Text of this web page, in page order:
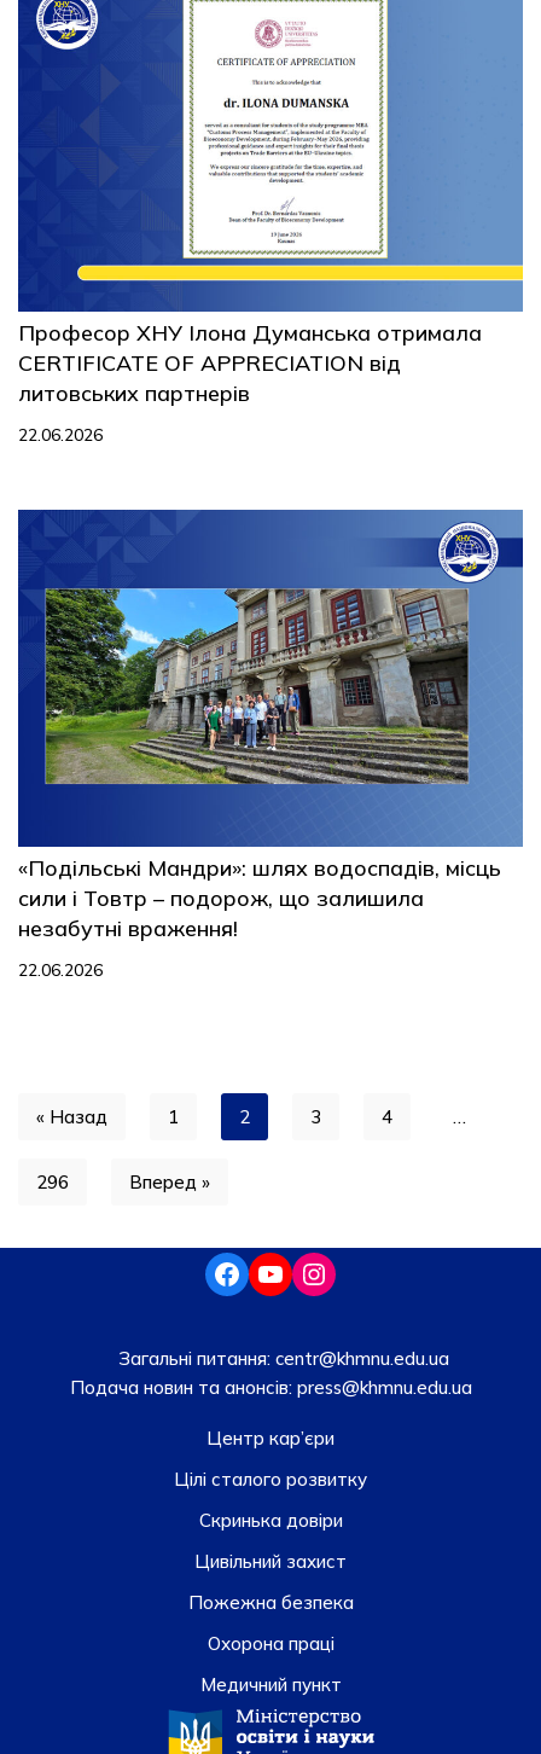
Професор ХНУ Ілона Думанська отримала
CERTIFICATE OF APPRECIATION від
литовських партнерів
22.06.2026
«Подільські Мандри»: шлях водоспадів, місць
сили і Товтр – подорож, що залишила
незабутні враження!
22.06.2026
« Назад 1 2 3 4 …
296 Вперед »
Загальні питання: centr@khmnu.edu.ua
Подача новин та анонсів:press@khmnu.edu.ua
Центр кар’єри
Цілі сталого розвитку
Скринька довiри
Цивільний захист
Пожежна безпека
Охорона праці
Медичний пункт